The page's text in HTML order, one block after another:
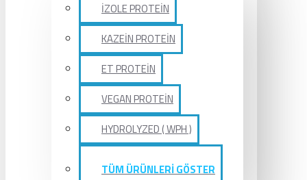
İZOLE PROTEİN
KAZEİN PROTEİN
ET PROTEİN
VEGAN PROTEİN
HYDROLYZED ( WPH )
TÜM ÜRÜNLERİ GÖSTER